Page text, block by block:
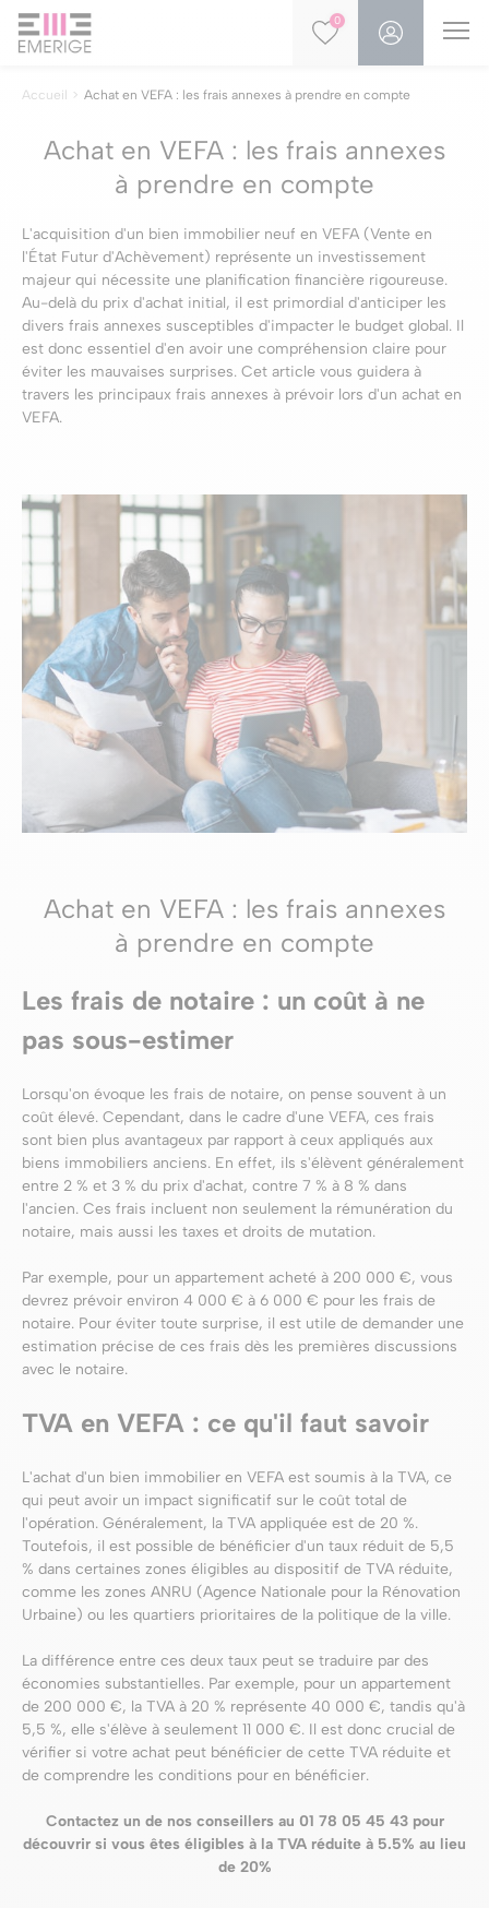
0
Accueil Achat en VEFA : les frais annexes à prendre en compte
Achat en VEFA : les frais annexes
à prendre en compte
L'acquisition d'un bien immobilier neuf en VEFA (Vente en
l'État Futur d'Achèvement) représente un investissement
majeur qui nécessite une planification financière rigoureuse.
Au-delà du prix d'achat initial, il est primordial d'anticiper les
divers frais annexes susceptibles d'impacter le budget global. Il
est donc essentiel d'en avoir une compréhension claire pour
éviter les mauvaises surprises. Cet article vous guidera à
travers les principaux frais annexes à prévoir lors d'un achat en
VEFA.
Achat en VEFA : les frais annexes
à prendre en compte
Les frais de notaire : un coût à ne
pas sous-estimer
Lorsqu'on évoque les frais de notaire, on pense souvent à un
coût élevé. Cependant, dans le cadre d'une VEFA, ces frais
sont bien plus avantageux par rapport à ceux appliqués aux
biens immobiliers anciens. En effet, ils s'élèvent généralement
entre 2 % et 3 % du prix d'achat, contre 7 % à 8 % dans
l'ancien. Ces frais incluent non seulement la rémunération du
notaire, mais aussi les taxes et droits de mutation.
Par exemple, pour un appartement acheté à 200 000 €, vous
devrez prévoir environ 4 000 € à 6 000 € pour les frais de
notaire. Pour éviter toute surprise, il est utile de demander une
estimation précise de ces frais dès les premières discussions
avec le notaire.
TVA en VEFA : ce qu'il faut savoir
L'achat d'un bien immobilier en VEFA est soumis à la TVA, ce
qui peut avoir un impact significatif sur le coût total de
l'opération. Généralement, la TVA appliquée est de 20 %.
Toutefois, il est possible de bénéficier d'un taux réduit de 5,5
% dans certaines zones éligibles au dispositif de TVA réduite,
comme les zones ANRU (Agence Nationale pour la Rénovation
Urbaine) ou les quartiers prioritaires de la politique de la ville.
La différence entre ces deux taux peut se traduire par des
économies substantielles. Par exemple, pour un appartement
de 200 000 €, la TVA à 20 % représente 40 000 €, tandis qu'à
5,5 %, elle s'élève à seulement 11 000 €. Il est donc crucial de
vérifier si votre achat peut bénéficier de cette TVA réduite et
de comprendre les conditions pour en bénéficier.
Contactez un de nos conseillers au 01 78 05 45 43 pour
découvrir si vous êtes éligibles à la TVA réduite à 5.5% au lieu
de 20%